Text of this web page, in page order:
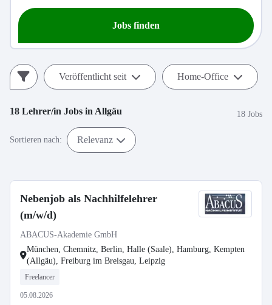
Jobs finden
Veröffentlicht seit Home-Office
18 Lehrer/in Jobs in Allgäu 18 Jobs
Sortieren nach: Relevanz
Nebenjob als Nachhilfelehrer
(m/w/d)
ABACUS-Akademie GmbH
München, Chemnitz, Berlin, Halle (Saale), Hamburg, Kempten
(Allgäu), Freiburg im Breisgau, Leipzig
Freelancer
05.08.2026